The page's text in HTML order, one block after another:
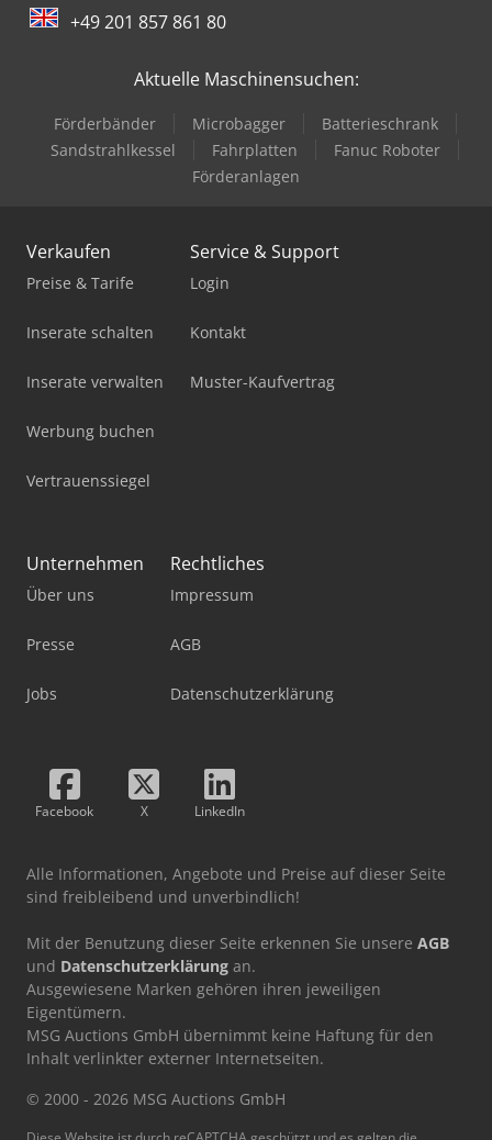
+49 201 857 861 80
Aktuelle Maschinensuchen:
Förderbänder Microbagger
Batterieschrank
Sandstrahlkessel
Fahrplatten
Fanuc Roboter
Förderanlagen
Verkaufen
Preise & Tarife
Inserate schalten
Inserate verwalten
Werbung buchen
Vertrauenssiegel
Service & Support
Login
Kontakt
Muster-Kaufvertrag
Unternehmen
Über uns
Presse
Jobs
Rechtliches
Impressum
AGB
Datenschutzerklärung
Facebook X LinkedIn
Alle Informationen, Angebote und Preise auf dieser Seite
sind freibleibend und unverbindlich!
Mit der Benutzung dieser Seite erkennen Sie unsere AGB
und Datenschutzerklärung an.
Ausgewiesene Marken gehören ihren jeweiligen
Eigentümern.
MSG Auctions GmbH übernimmt keine Haftung für den
Inhalt verlinkter externer Internetseiten.
© 2000 - 2026 MSG Auctions GmbH